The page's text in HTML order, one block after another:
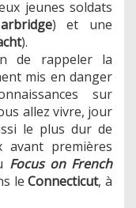
jeunes soldats
) et une
).
de rappeler la
mis en danger
sur
allez vivre, jour
le plus dur de
avant premières
Focus on French
leConnecticut, à